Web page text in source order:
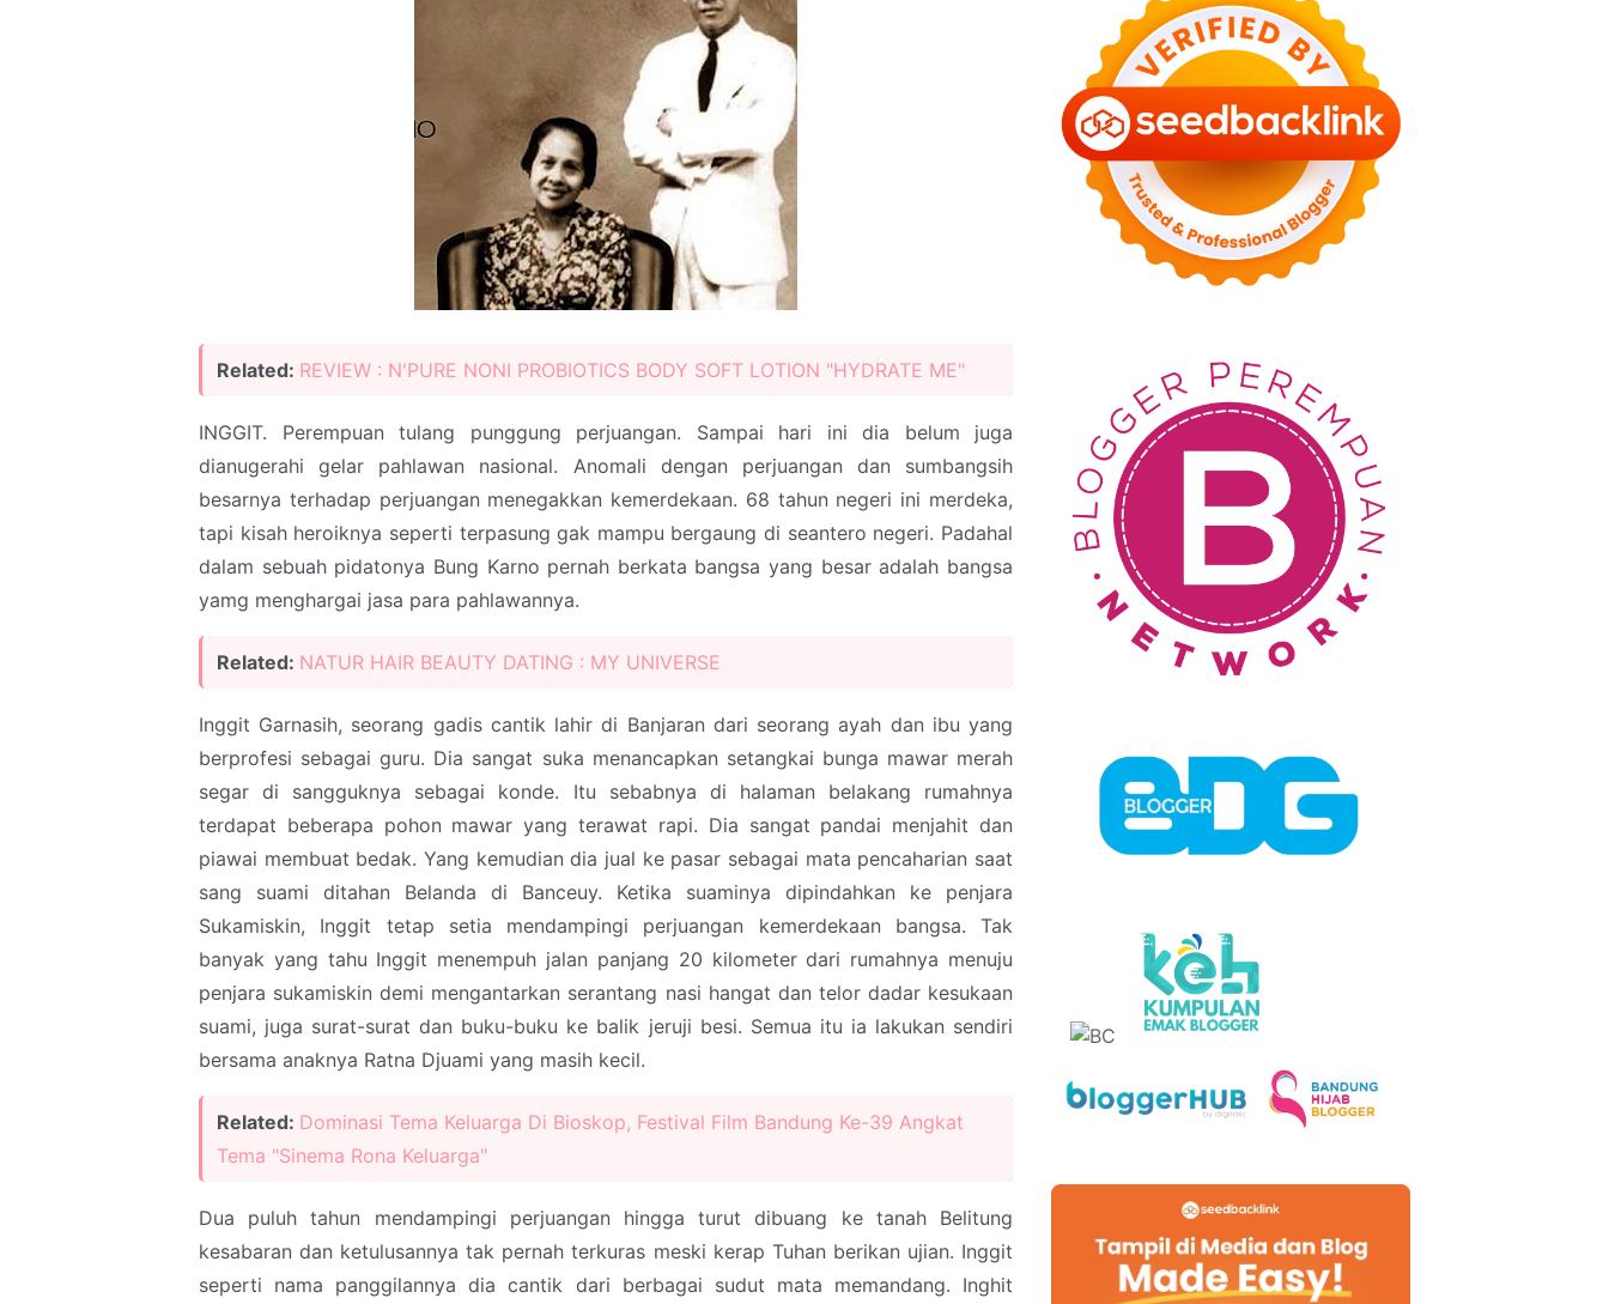
Related: REVIEW : N'PURE NONI PROBIOTICS BODY SOFT LOTION "HYDRATE ME"
INGGIT. Perempuan tulang punggung perjuangan. Sampai hari ini dia belum juga
dianugerahi gelar pahlawan nasional. Anomali dengan perjuangan dan sumbangsih
besarnya terhadap perjuangan menegakkan kemerdekaan. 68 tahun negeri ini merdeka,
tapi kisah heroiknya seperti terpasung gak mampu bergaung di seantero negeri. Padahal
dalam sebuah pidatonya Bung Karno pernah berkata bangsa yang besar adalah bangsa
yamg menghargai jasa para pahlawannya.
Related: NATUR HAIR BEAUTY DATING : MY UNIVERSE
Inggit Garnasih, seorang gadis cantik lahir di Banjaran dari seorang ayah dan ibu yang
berprofesi sebagai guru. Dia sangat suka menancapkan setangkai bunga mawar merah
segar di sangguknya sebagai konde. Itu sebabnya di halaman belakang rumahnya
terdapat beberapa pohon mawar yang terawat rapi. Dia sangat pandai menjahit dan
piawai membuat bedak. Yang kemudian dia jual ke pasar sebagai mata pencaharian saat
sang suami ditahan Belanda di Banceuy. Ketika suaminya dipindahkan ke penjara
Sukamiskin, Inggit tetap setia mendampingi perjuangan kemerdekaan bangsa. Tak
banyak yang tahu Inggit menempuh jalan panjang 20 kilometer dari rumahnya menuju
penjara sukamiskin demi mengantarkan serantang nasi hangat dan telor dadar kesukaan
suami, juga surat-surat dan buku-buku ke balik jeruji besi. Semua itu ia lakukan sendiri
bersama anaknya Ratna Djuami yang masih kecil.
Related: Dominasi Tema Keluarga Di Bioskop, Festival Film Bandung Ke-39 Angkat
Tema "Sinema Rona Keluarga"
Dua puluh tahun mendampingi perjuangan hingga turut dibuang ke tanah Belitung
kesabaran dan ketulusannya tak pernah terkuras meski kerap Tuhan berikan ujian. Inggit
seperti nama panggilannya dia cantik dari berbagai sudut mata memandang. Inghit